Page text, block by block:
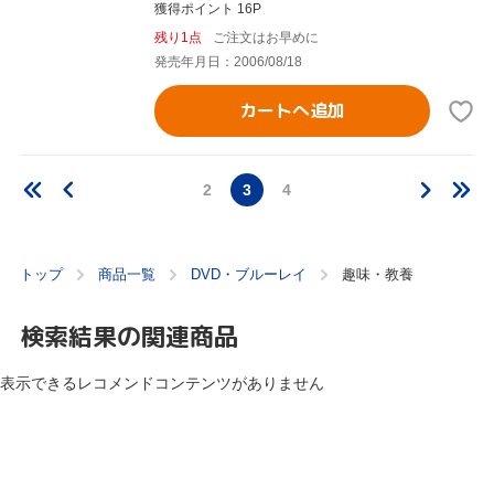
獲得ポイント 16P
残り1点
ご注文はお早めに
発売年月日：2006/08/18
カートへ追加
2 3 4
トップ 商品一覧 DVD・ブルーレイ 趣味・教養
検索結果の関連商品
表示できるレコメンドコンテンツがありません